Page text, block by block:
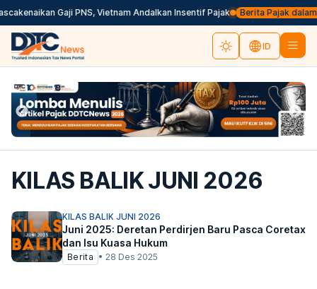
Gaji PNS, Vietnam Andalkan Insentif Pajak Berita Pajak dalam
ID
KILAS BALIK JUNI 2026
KILAS BALIK JUNI 2026
Juni 2025: Deretan Perdirjen Baru Pasca Coretax
dan Isu Kuasa Hukum
Berita • 28 Des 2025